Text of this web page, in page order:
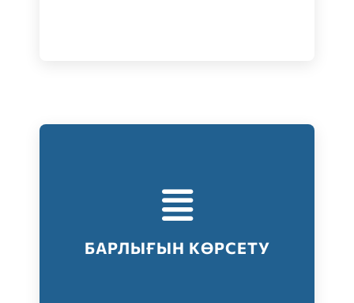
БАРЛЫҒЫН КӨРСЕТУ
Тестілеудің барлық түрлері
Барлығын көрсету